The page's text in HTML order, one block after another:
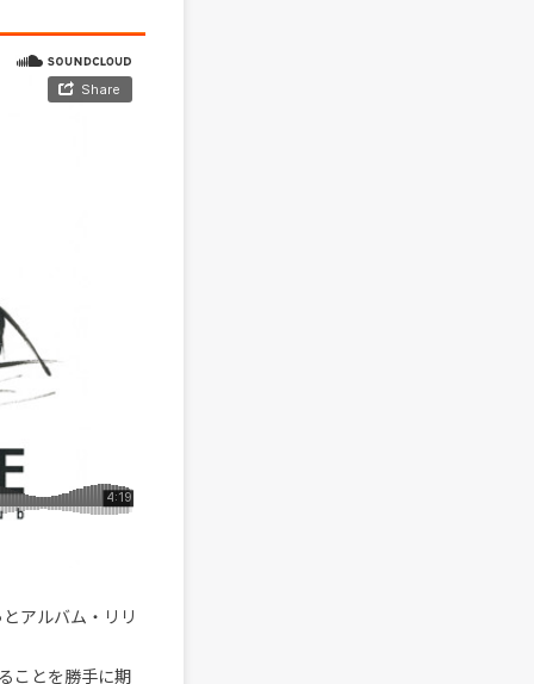
アルバム・リリ
ことを勝手に期